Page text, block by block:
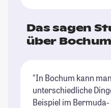
Das sagen
über Bochum
"In Bochum kann
unterschiedliche
Beispiel im